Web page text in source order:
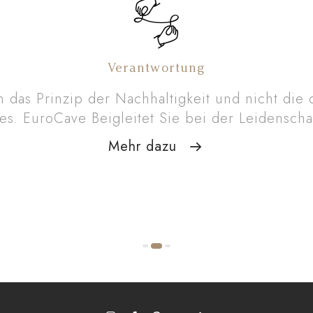
Verantwortung
das Prinzip der Nachhaltigkeit und nicht die
EuroCave Beigleitet Sie bei der
Mehr dazu